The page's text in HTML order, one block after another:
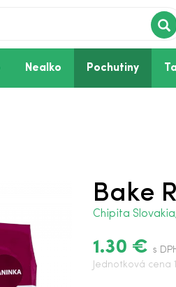
Nealko Pochutiny
Bake
Chipita
1.30 €s
Jednotková cena